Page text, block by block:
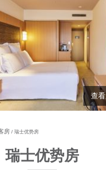
查
房 瑞士优势房
瑞士优势房